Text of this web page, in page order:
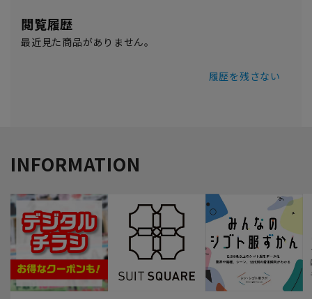
閲覧履歴
最近見た商品がありません。
履歴を残さない
INFORMATION